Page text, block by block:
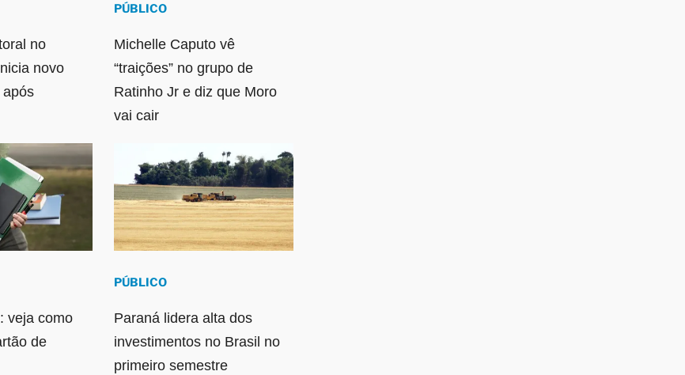
no
novo
PÚBLICO
Michelle Caputo vê
“traições” no grupo de
Ratinho Jr e diz que Moro
vai cair
veja como
de
PÚBLICO
Paraná lidera alta dos
investimentos no Brasil no
primeiro semestre